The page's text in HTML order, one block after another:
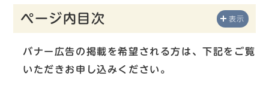
ページ内目次 表示
バナー広告の掲載を希望される方は、下記をご覧
いただきお申し込みください。